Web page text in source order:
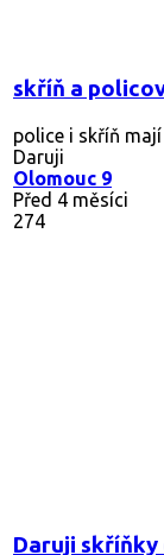
skříň a
police i skříň
Daruji
Olomouc 9
Před 4 měsíci
274
Daruji